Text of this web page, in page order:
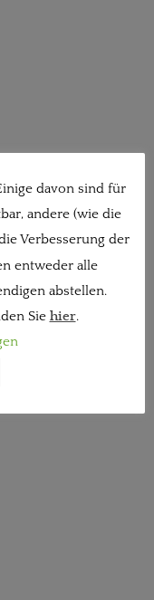
davon sind für
andere (wie die
Verbesserung der
entweder alle
abstellen.
Sie hier.